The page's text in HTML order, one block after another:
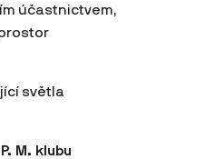
účastnictvem,
světla
M. klubu